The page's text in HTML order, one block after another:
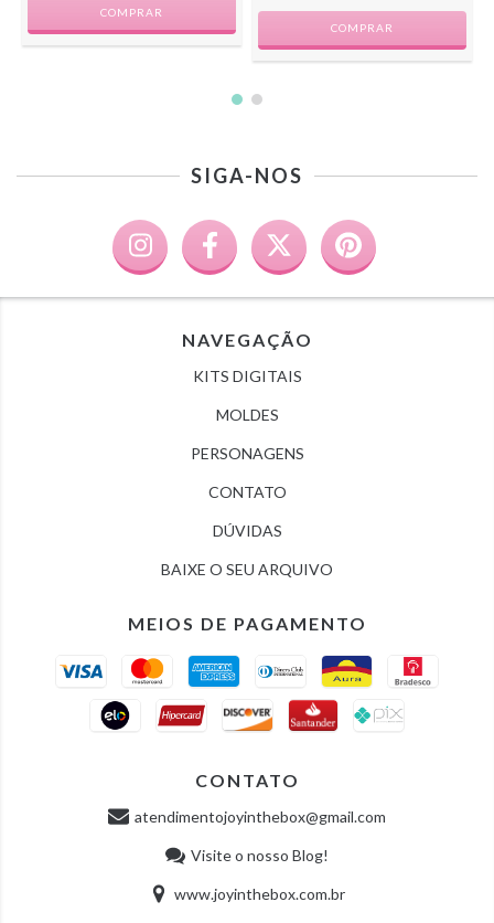
SIGA-NOS
NAVEGAÇÃO
KITS DIGITAIS
MOLDES
PERSONAGENS
CONTATO
DÚVIDAS
BAIXE O SEU ARQUIVO
MEIOS DE PAGAMENTO
CONTATO
atendimentojoyinthebox@gmail.com
Visite o nosso Blog!
www.joyinthebox.com.br